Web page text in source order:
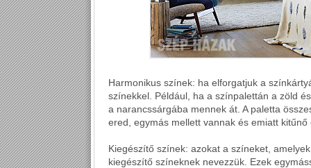
Harmonikus színek: ha elforgatjuk a
színekkel. Például, ha a színpalettán a zöld
a narancssárgába mennek át. A paletta
ered, egymás mellett vannak és emiatt
Kiegészítő színek: azokat a színeket,
kiegészítő színeknek nevezzük. Ezek